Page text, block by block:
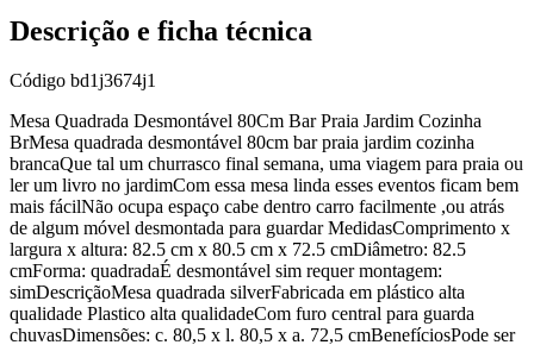
Descrição e ficha técnica
Código bd1j3674j1
Mesa Quadrada Desmontável 80Cm Bar Praia Jardim Cozinha
BrMesa quadrada desmontável 80cm bar praia jardim cozinha
brancaQue tal um churrasco final semana, uma viagem para praia ou
ler um livro no jardimCom essa mesa linda esses eventos ficam bem
mais fácilNão ocupa espaço cabe dentro carro facilmente ,ou atrás
de algum móvel desmontada para guardar MedidasComprimento x
largura x altura: 82.5 cm x 80.5 cm x 72.5 cmDiâmetro: 82.5
cmForma: quadradaÉ desmontável sim requer montagem:
simDescriçãoMesa quadrada silverFabricada em plástico alta
qualidade Plastico alta qualidadeCom furo central para guarda
chuvasDimensões: c. 80,5 x l. 80,5 x a. 72,5 cmBenefíciosPode ser